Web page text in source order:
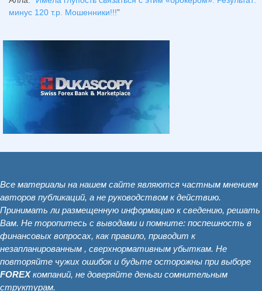
минус 120 т.р. Мошенники!!!”
Все материалы на нашем сайте являются частным мнением
авторов публикаций, а не руководством к действию.
Принимать ли размещенную информацию к сведению, решать
Вам. Не торопитесь с выводами и помните: поспешность в
финансовых вопросах, как правило, приводит к
незапланированным , сверхнормативным убыткам. Не
повторяйте чужих ошибок и будьте осторожны при выборе
FOREXкомпаний, не доверяйте деньги сомнительным
структурам.